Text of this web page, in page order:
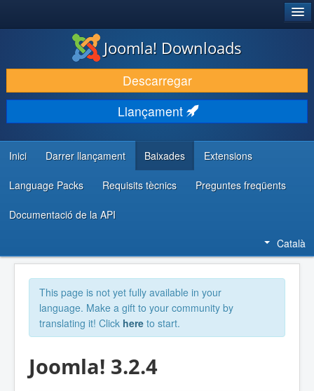
DESCARREGA & AMPLIA
DESCOBRIR & APRENDRE
COMUNITAT & SUPORT
RECURSOS PER DESENVOLUPADORS/ES
Joomla! Downloads
Descarregar
Llançament
Inici Darrer llançament Baixades Extensions
Language Packs Requisits tècnics Preguntes freqüents
Documentació de la API
Català
This page is not yet fully available in your
language. Make a gift to your community by
translating it! Click here to start.
Joomla! 3.2.4